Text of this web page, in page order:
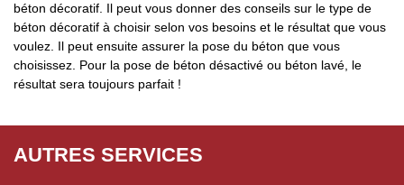
béton décoratif. Il peut vous donner des conseils sur le type de
béton décoratif à choisir selon vos besoins et le résultat que vous
voulez. Il peut ensuite assurer la pose du béton que vous
choisissez. Pour la pose de béton désactivé ou béton lavé, le
résultat sera toujours parfait !
AUTRES SERVICES